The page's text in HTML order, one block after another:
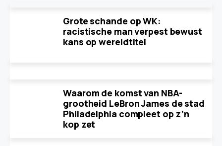
Grote schande op WK:
racistische man verpest bewust
kans op wereldtitel
Waarom de komst van NBA-
grootheid LeBron James de stad
Philadelphia compleet op z’n
kop zet